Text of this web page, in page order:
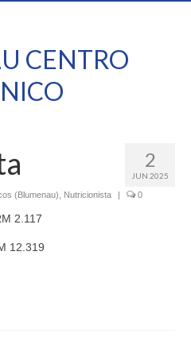
CENTRO
2
JUN 2025
(Blumenau) Nutricionista | 0
2.117
12.319